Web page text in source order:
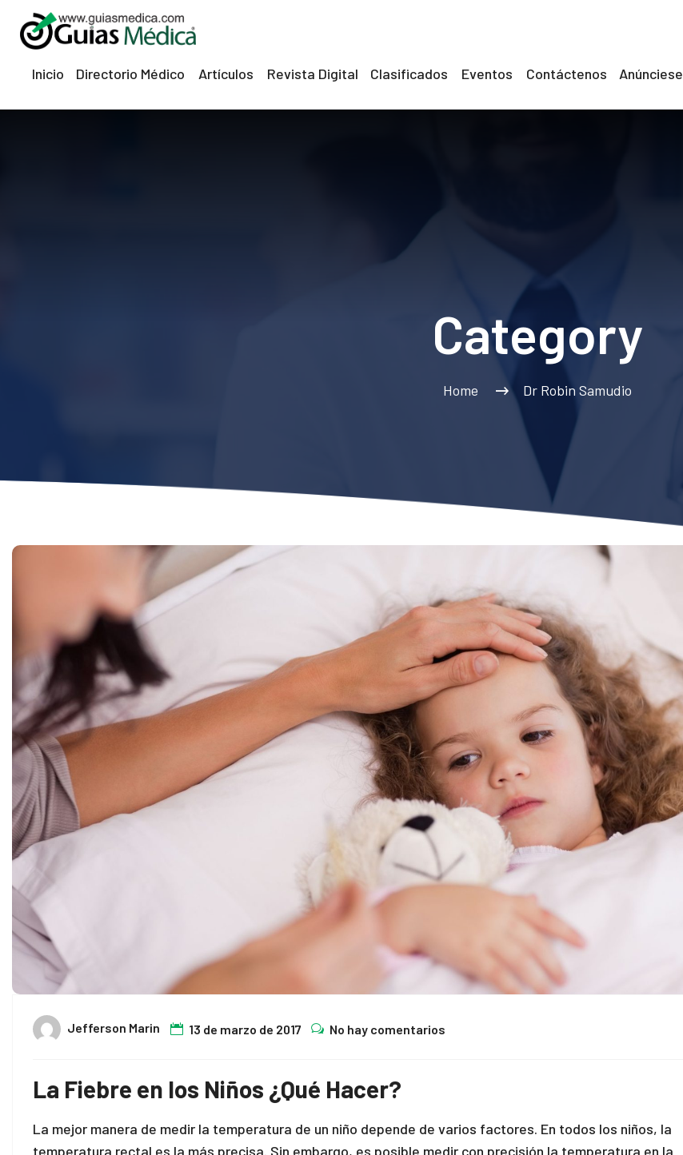
Inicio Directorio Médico Artículos Revista Digital Clasificados Eventos Contáctenos Anúnciese
Category
Home Dr Robin Samudio
Jefferson Marin 13 de marzo de 2017 No hay comentarios
La Fiebre en los Niños ¿Qué Hacer?
La mejor manera de medir la temperatura de un niño depende de varios factores. En todos los niños, la
temperatura rectal es la más precisa. Sin embargo, es posible medir con precisión la temperatura en la